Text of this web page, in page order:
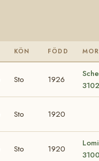
KÖN FÖDD MOR
Sto 1926
Sto 1920
Sto 1920